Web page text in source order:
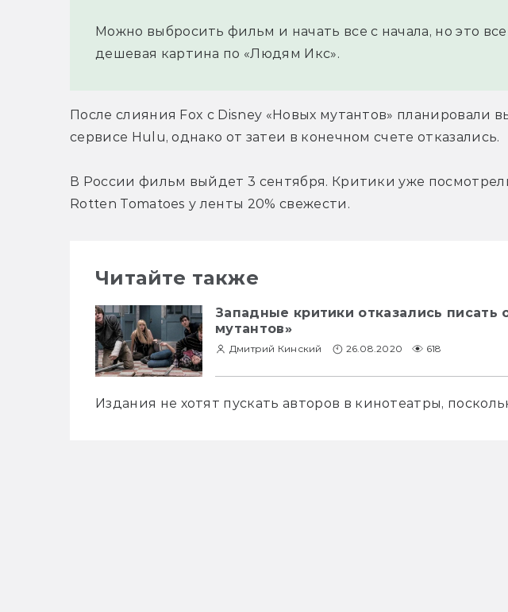
Можно выбросить фильм и начать все с начала, но это
дешевая картина по «Людям Икс».
После слияния Fox с Disney «Новых мутантов» планировали
сервисе Hulu, однако от затеи в конечном счете отказались.
В России фильм выйдет 3 сентября. Критики уже
Rotten Tomatoes у ленты 20% свежести.
Читайте также
Западные критики отказались писать
мутантов»
Дмитрий Кинский 26.08.2020 618
Издания не хотят пускать авторов в кинотеатры,